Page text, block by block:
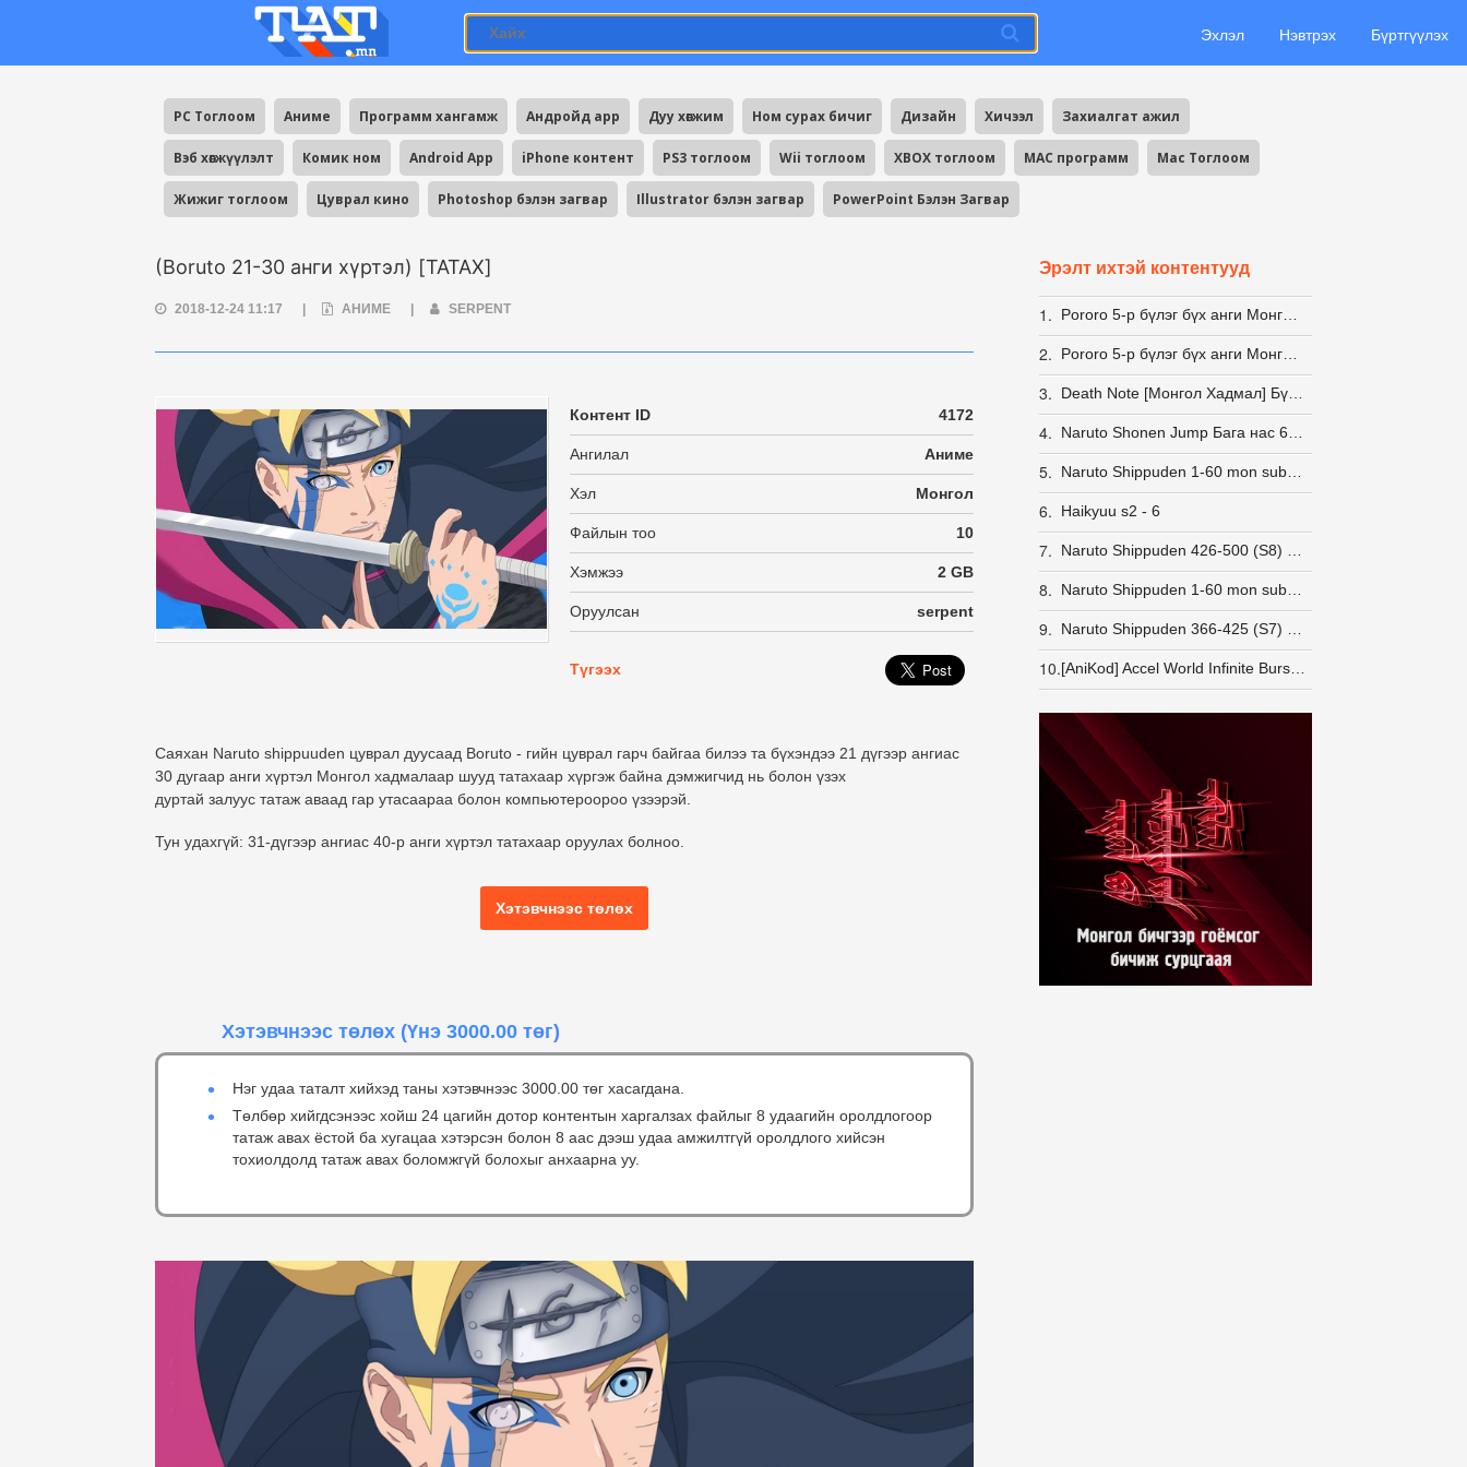
Эхлэл Нэвтрэх Бүртгүүлэх
PC Тоглоом Аниме Программ хангамж Андройд app Дуу хөгжим Ном сурах бичиг Дизайн Хичээл Захиалгат ажил
Вэб хөгжүүлэлт Комик ном Android App iPhone контент PS3 тоглоом Wii тоглоом XBOX тоглоом MAC программ Mac Тоглоом
Жижиг тоглоом Цуврал кино Photoshop бэлэн загвар Illustrator бэлэн загвар PowerPoint Бэлэн Загвар
(Boruto 21-30 анги хүртэл) [ТАТАХ]
2018-12-24 11:17 АНИМЕ SERPENT
Контент ID 4172
Ангилал Аниме
Хэл Монгол
Файлын тоо 10
Хэмжээ 2 GB
Оруулсан serpent
Түгээх
Саяхан Naruto shippuuden цуврал дуусаад Boruto - гийн цуврал гарч байгаа билээ та бүхэндээ 21 дүгээр ангиас
30 дугаар анги хүртэл Монгол хадмалаар шууд татахаар хүргэж байна дэмжигчид нь болон үзэх
дуртай залуус татаж аваад гар утасаараа болон компьютероороо үзээрэй.
Тун удахгүй: 31-дүгээр ангиас 40-р анги хүртэл татахаар оруулах болноо.
Хэтэвчнээс төлөх
Хэтэвчнээс төлөх (Үнэ 3000.00 төг)
Нэг удаа таталт хийхэд таны хэтэвчнээс 3000.00 төг хасагдана.
Төлбөр хийгдсэнээс хойш 24 цагийн дотор контентын харгалзах файлыг 8 удаагийн оролдлогоор
татаж авах ёстой ба хугацаа хэтэрсэн болон 8 аас дээш удаа амжилтгүй оролдлого хийсэн
тохиолдолд татаж авах боломжгүй болохыг анхаарна уу.
Эрэлт ихтэй контентууд
1.
2.
3.
4.
5.
6. Haikyuu s2 - 6
7.
8.
9.
10.